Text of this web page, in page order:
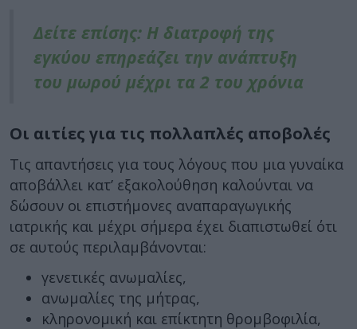
Δείτε επίσης: Η διατροφή της
εγκύου επηρεάζει την ανάπτυξη
του μωρού μέχρι τα 2 του χρόνια
Οι αιτίες για τις πολλαπλές αποβολές
Τις απαντήσεις για τους λόγους που μια γυναίκα
αποβάλλει κατ’ εξακολούθηση καλούνται να
δώσουν οι επιστήμονες αναπαραγωγικής
ιατρικής και μέχρι σήμερα έχει διαπιστωθεί ότι
σε αυτούς περιλαμβάνονται:
γενετικές ανωμαλίες,
ανωμαλίες της μήτρας,
κληρονομική και επίκτητη θρομβοφιλία,